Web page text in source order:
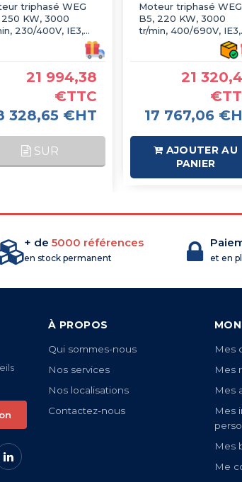
triphasé WEG
250 KW, 3000
230/400V, IE3,
21 994,38
€TTC
328,65 €HT
SUR
Moteur triphasé WEG
B5, 220 KW, 3000
tr/min, 400/690V, IE3,
21
17 767,06
AJOUTER AU
PANIER
+ de 5000 références
en stock permanent et en
À PROPOS
Qui sommes-nous
Nos services
Nos localisations
Contactez-nous
Mes
Mes
Mes
Mes
Mes
Me